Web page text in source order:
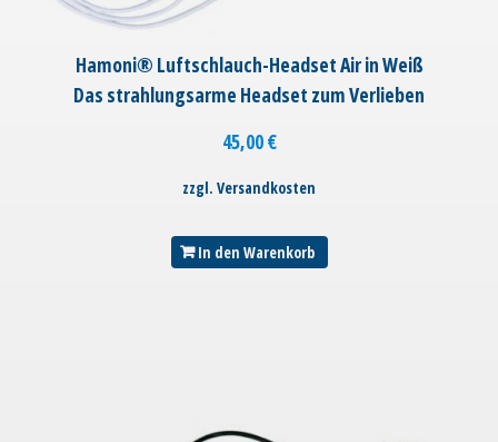
Hamoni® Luftschlauch-Headset Air in Weiß
Das strahlungsarme Headset zum Verlieben
45,00€
zzgl. Versandkosten
In den Warenkorb